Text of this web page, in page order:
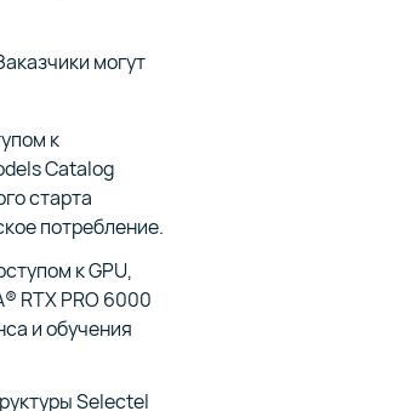
могут
к
Catalog
старта
потребление.
к GPU,
RTX PRO 6000
и обучения
Selectel